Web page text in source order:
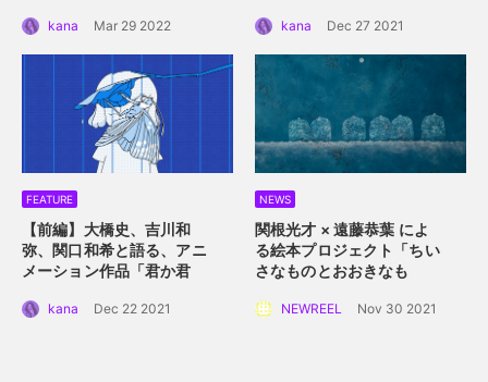
ー」におけるロケーション
kana Mar 29 2022
描くアニメーション的心理
kana Dec 27 2021
FEATURE
【前編】大橋史、吉川和
弥、関口和希と語る、アニ
メーション作品「君か君
ーデザインと感情移入させ
kana Dec 22 2021
NEWS
関根光才 × 遠藤恭葉 によ
る絵本プロジェクト「ちい
さなものとおおきなも
本にするプロジェクト始動
NEWREEL Nov 30 2021